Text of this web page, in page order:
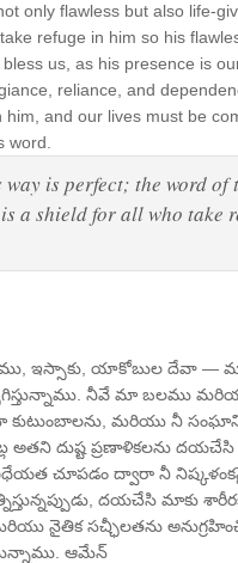
only flawless but also life-
refuge in him so his
us, as his presence is
reliance, and
him, and our lives must be
word.
way is perfect; the word of
a shield for all who take
ఇస్సాకు, యాకోబుల దేవా —
నీవే మా బలము
మరియు నీ సంఘాన్ని
అతని దుష్ట ప్రణాళికలను
విధేయత చూపడం ద్వారా నీ
దయచేసి మాకు శారీరక
నైతిక సచ్ఛీలతను అనుగ్రహించి
ఆమేన్